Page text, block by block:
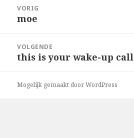
navigatie
VORIG
Vorig
moe
VOLGENDE
Volgend
this is your wake-up call
Mogelijk gemaakt door WordPress